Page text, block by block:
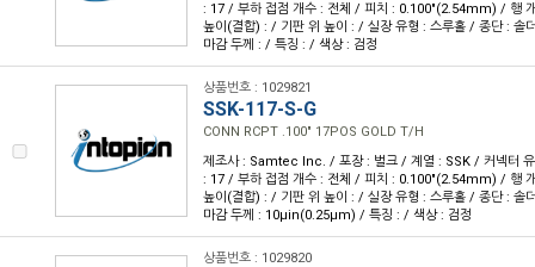
: 17 / 부하 접점 개수 : 전체 / 피치 : 0.100"(2.54mm) / 행
높이(결합) : / 기판 위 높이 : / 실장 유형 : 스루홀 / 종단 : 솔
마감 두께 : / 특징 : / 색상 : 검정
상품번호 : 1029821
SSK-117-S-G
CONN RCPT .100" 17POS GOLD T/H
제조사 : Samtec Inc. / 포장 : 벌크 / 계열 : SSK / 커넥터
: 17 / 부하 접점 개수 : 전체 / 피치 : 0.100"(2.54mm) / 행
높이(결합) : / 기판 위 높이 : / 실장 유형 : 스루홀 / 종단 : 솔
마감 두께 : 10µin(0.25µm) / 특징 : / 색상 : 검정
상품번호 : 1029820